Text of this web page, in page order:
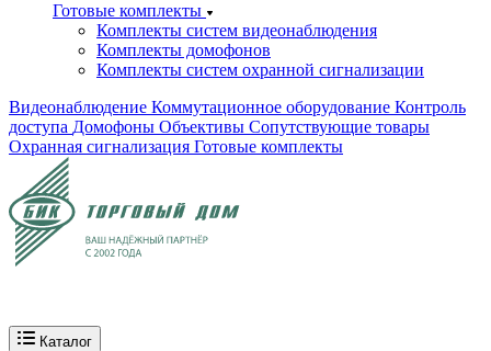
Готовые комплекты
Комплекты систем видеонаблюдения
Комплекты домофонов
Комплекты систем охранной сигнализации
Видеонаблюдение Коммутационное оборудование Контроль
доступа Домофоны Объективы Сопутствующие товары
Охранная сигнализация Готовые комплекты
Каталог